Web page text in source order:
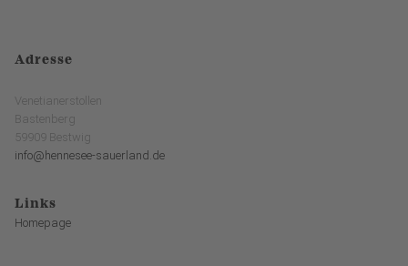
Adresse
Venetianerstollen
Bastenberg
59909 Bestwig
info@hennesee-sauerland.de
Links
Homepage